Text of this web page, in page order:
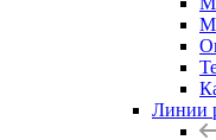
Линии